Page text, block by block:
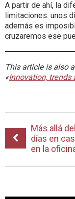
A partir de ahí, la
limitaciones: unos
además es
cruzaremos ese
This article is also
«Innovation, trends
Más allá
días en
en la